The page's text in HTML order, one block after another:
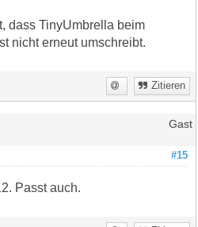
dass TinyUmbrella beim
nicht erneut umschreibt.
Zitieren
Gast
#15
Passt auch.